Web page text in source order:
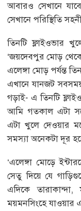
আবারও সেখানে
সেখানে পরিস্থিতি
তিনটি ফ্লাইওভার
‘জয়দেবপুর মোড়
এলেঙ্গা মোড় পর্যন্ত
এখানে যানজট
গড়াই- এ তিনটি
আমি গতকাল এটা
এটা খুলে দেওয়ার
সমস্যা অনেকটা দূর
‘এলেঙ্গা মোড়ে
সেতু দিয়ে যে
এদিকে
ময়মনসিংহে যাওয়ার